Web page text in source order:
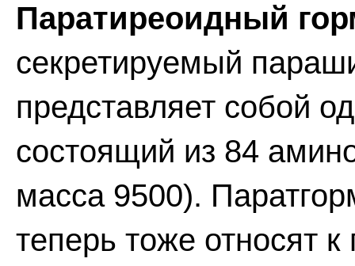
Паратиреоидный
секретируемый
представляет собой
состоящий из 84
масса 9500).
теперь тоже относят